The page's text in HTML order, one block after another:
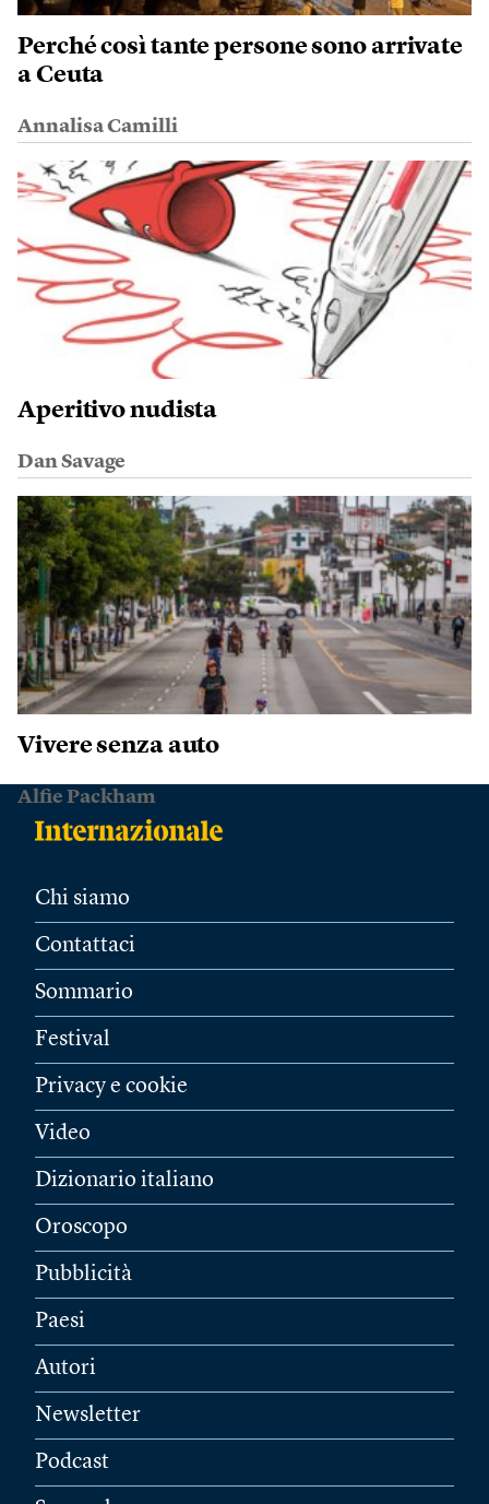
Perché così tante persone sono arrivate
a Ceuta
Annalisa Camilli
Aperitivo nudista
Dan Savage
Vivere senza auto
Alfie Packham
Chi siamo
Contattaci
Sommario
Festival
Privacy e cookie
Video
Dizionario italiano
Oroscopo
Pubblicità
Paesi
Autori
Newsletter
Podcast